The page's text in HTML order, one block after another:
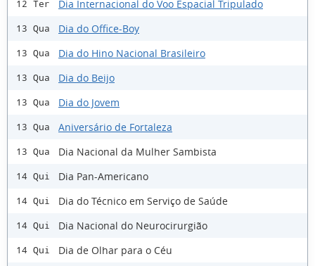
12 Ter Dia Internacional do Voo Espacial Tripulado
13 Qua Dia do Office-Boy
13 Qua Dia do Hino Nacional Brasileiro
13 Qua Dia do Beijo
13 Qua Dia do Jovem
13 Qua Aniversário de Fortaleza
13 Qua Dia Nacional da Mulher Sambista
14 Qui Dia Pan-Americano
14 Qui Dia do Técnico em Serviço de Saúde
14 Qui Dia Nacional do Neurocirurgião
14 Qui Dia de Olhar para o Céu